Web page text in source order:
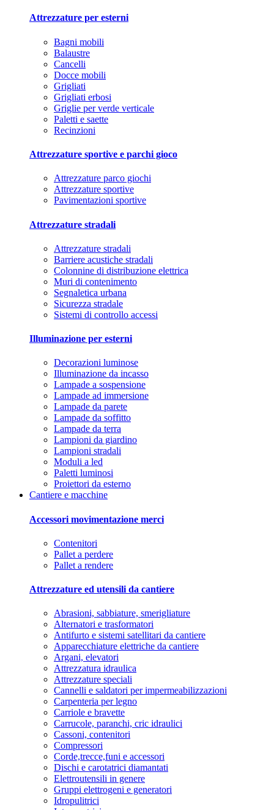
Attrezzature per esterni
Bagni mobili
Balaustre
Cancelli
Docce mobili
Grigliati
Grigliati erbosi
Griglie per verde verticale
Paletti e saette
Recinzioni
Attrezzature sportive e parchi gioco
Attrezzature parco giochi
Attrezzature sportive
Pavimentazioni sportive
Attrezzature stradali
Attrezzature stradali
Barriere acustiche stradali
Colonnine di distribuzione elettrica
Muri di contenimento
Segnaletica urbana
Sicurezza stradale
Sistemi di controllo accessi
Illuminazione per esterni
Decorazioni luminose
Illuminazione da incasso
Lampade a sospensione
Lampade ad immersione
Lampade da parete
Lampade da soffitto
Lampade da terra
Lampioni da giardino
Lampioni stradali
Moduli a led
Paletti luminosi
Proiettori da esterno
Cantiere e macchine
Accessori movimentazione merci
Contenitori
Pallet a perdere
Pallet a rendere
Attrezzature ed utensili da cantiere
Abrasioni, sabbiature, smerigliature
Alternatori e trasformatori
Antifurto e sistemi satellitari da cantiere
Apparecchiature elettriche da cantiere
Argani, elevatori
Attrezzatura idraulica
Attrezzature speciali
Cannelli e saldatori per impermeabilizzazioni
Carpenteria per legno
Carriole e bravette
Carrucole, paranchi, cric idraulici
Cassoni, contenitori
Compressori
Corde,trecce,funi e accessori
Dischi e carotatrici diamantati
Elettroutensili in genere
Gruppi elettrogeni e generatori
Idropulitrici